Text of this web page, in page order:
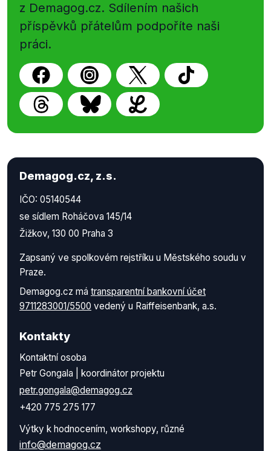
z Demagog.cz. Sdílením našich
příspěvků přátelům podpoříte naši
práci.
Demagog.cz, z.s.
IČO: 05140544
se sídlem Roháčova 145/14
Žižkov, 130 00 Praha 3
Zapsaný ve spolkovém rejstříku u Městského soudu v
Praze.
Demagog.cz má transparentní bankovní účet
9711283001/5500 vedený u Raiffeisenbank, a.s.
Kontakty
Kontaktní osoba
Petr Gongala | koordinátor projektu
petr.gongala@demagog.cz
+420 775 275 177
Výtky k hodnocením, workshopy, různé
info@demagog.cz